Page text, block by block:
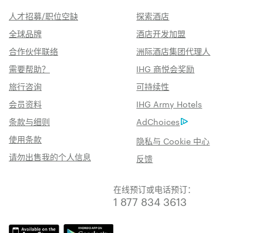
人才招募/职位空缺
探索酒店
全球品牌
酒店开发加盟
合作伙伴联络
洲际酒店集团代理人
需要帮助？
IHG 商悦会奖励
旅行咨询
可持续性
会员资料
IHG Army Hotels
条款与细则
AdChoices
使用条款
隐私与 Cookie 中心
请勿出售我的个人信息
反馈
在线预订或电话预订：
1 877 834 3613